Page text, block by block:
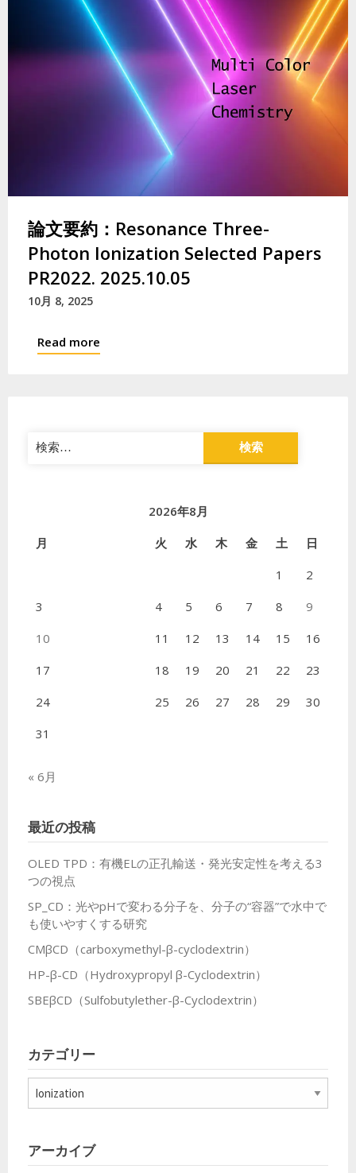
論文要約：Resonance Three-
Photon Ionization Selected Papers
PR2022. 2025.10.05
10月 8, 2025
Read more
検
索:
2026年8月
月
火 水 木 金 土
日
1
2
3
4 5 6 7 8
9
10
11 12 13 14 15
16
17
18 19 20 21 22
23
24
25 26 27 28 29
30
31
« 6月
最近の投稿
OLED TPD：有機ELの正孔輸送・発光安定性を考える3
つの視点
SP_CD：光やpHで変わる分子を、分子の“容器”で水中で
も使いやすくする研究
CMβCD（carboxymethyl-β-cyclodextrin）
HP-β-CD（Hydroxypropyl β-Cyclodextrin）
SBEβCD（Sulfobutylether-β-Cyclodextrin）
カテゴリー
カ
ー
アーカイブ